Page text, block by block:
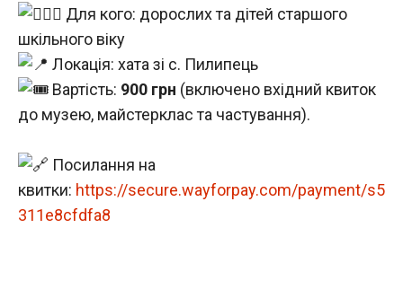
Для кого: дорослих та дітей старшого
шкільного віку
Локація: хата зі с. Пилипець
Вартість: 900 грн (включено вхідний квиток
до музею, майстерклас та частування).​​​​​​​​​​​​​​​​
Посилання на
квитки: https://secure.wayforpay.com/payment/s5
311e8cfdfa8